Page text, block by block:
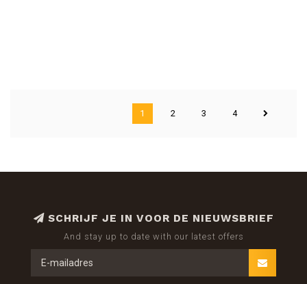
1 2 3 4
SCHRIJF JE IN VOOR DE NIEUWSBRIEF
And stay up to date with our latest offers